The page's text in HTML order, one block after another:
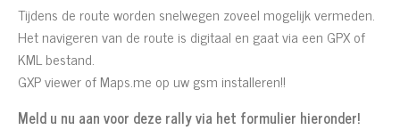
Tijdens de route worden snelwegen zoveel mogelijk vermeden.
Het navigeren van de route is digitaal en gaat via een GPX of
KML bestand.
GXP viewer of Maps.me op uw gsm installeren!!
Meld u nu aan voor deze rally via het formulier hieronder!